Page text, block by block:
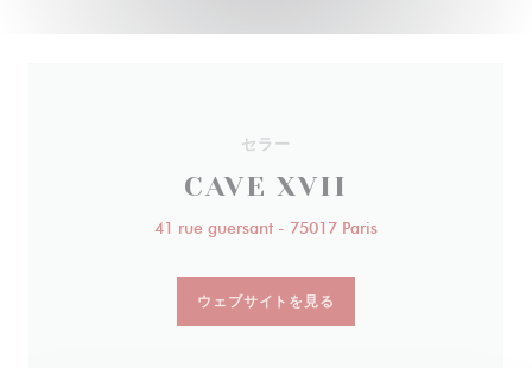
セラー
CAVE XVII
41 rue guersant - 75017 Paris
ウェブサイトを見る